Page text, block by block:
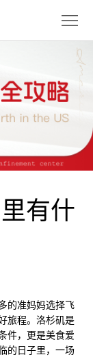
有什
的准妈妈选择飞
旅程。洛杉矶是
件，更是美食爱
的日子里，一场